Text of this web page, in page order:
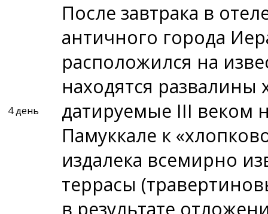
4 день
После завтрака в
античного города
расположился на
находятся развалины
датируемые III веком
Памуккале к
издалека всемирно
террасы